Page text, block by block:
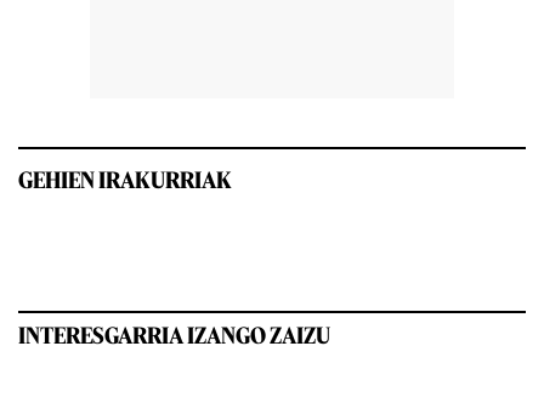
GEHIEN IRAKURRIAK
INTERESGARRIA IZANGO ZAIZU